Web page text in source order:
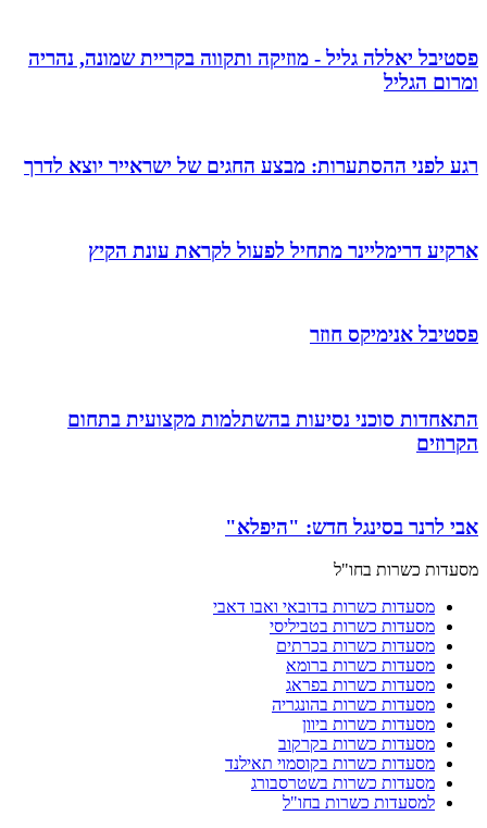
פסטיבל יאללה גליל - מוזיקה ותקווה בקריית שמונה, נהריה
ומרום הגליל
רגע לפני ההסתערות: מבצע החגים של ישראייר יוצא לדרך
ארקיע דרימליינר מתחיל לפעול לקראת עונת הקיץ
פסטיבל אנימיקס חוזר
התאחדות סוכני נסיעות בהשתלמות מקצועית בתחום
הקרוזים
אבי לרנר בסינגל חדש: "היפלא"
מסעדות כשרות בחו"ל
מסעדות כשרות בדובאי ואבו דאבי
מסעדות כשרות בטביליסי
מסעדות כשרות בכרתים
מסעדות כשרות ברומא
מסעדות כשרות בפראג
מסעדות כשרות בהונגריה
מסעדות כשרות ביוון
מסעדות כשרות בקרקוב
מסעדות כשרות בקוסמוי תאילנד
מסעדות כשרות בשטרסבורג
למסעדות כשרות בחו"ל